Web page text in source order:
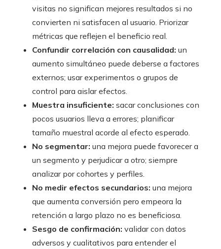
visitas no significan mejores resultados si no
convierten ni satisfacen al usuario. Priorizar
métricas que reflejen el beneficio real.
Confundir correlación con causalidad: un
aumento simultáneo puede deberse a factores
externos; usar experimentos o grupos de
control para aislar efectos.
Muestra insuficiente: sacar conclusiones con
pocos usuarios lleva a errores; planificar
tamaño muestral acorde al efecto esperado.
No segmentar: una mejora puede favorecer a
un segmento y perjudicar a otro; siempre
analizar por cohortes y perfiles.
No medir efectos secundarios: una mejora
que aumenta conversión pero empeora la
retención a largo plazo no es beneficiosa.
Sesgo de confirmación: validar con datos
adversos y cualitativos para entender el